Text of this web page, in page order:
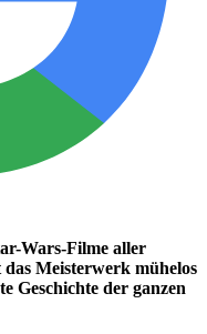
Wars-Filme aller
Meisterwerk mühelos
Geschichte der ganzen